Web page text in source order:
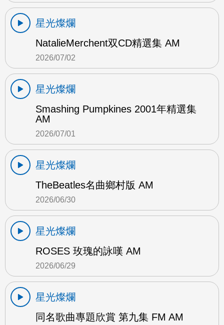
星光燦爛
NatalieMerchent双CD精選集 AM
2026/07/02
星光燦爛
Smashing Pumpkines 2001年精選集
AM
2026/07/01
星光燦爛
TheBeatles名曲鄉村版 AM
2026/06/30
星光燦爛
ROSES 玫瑰的詠嘆 AM
2026/06/29
星光燦爛
同名歌曲專題欣賞 第九集 FM AM